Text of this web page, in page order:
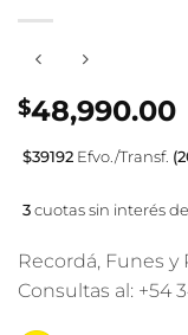
$48,990.00
$39192 Efvo./Transf.
3cuotas sin interés de
Recordá, Funes
Consultas al: +54